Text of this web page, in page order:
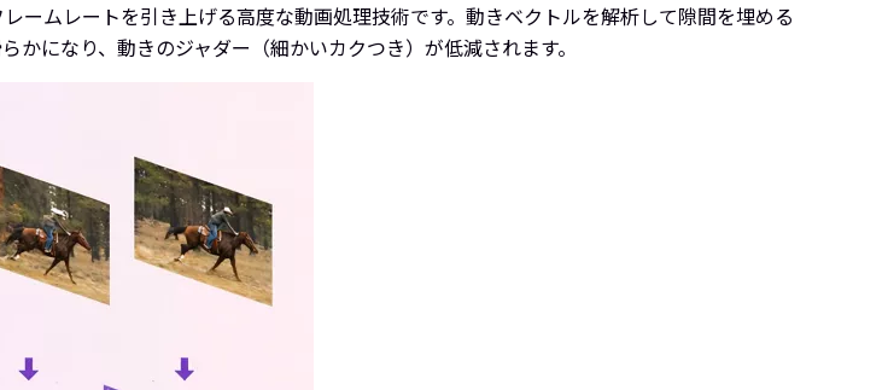
ームレートを引き上げる高度な動画処理技術です。動きベクトルを解析して隙間を埋める
になり、動きのジャダー（細かいカクつき）が低減されます。